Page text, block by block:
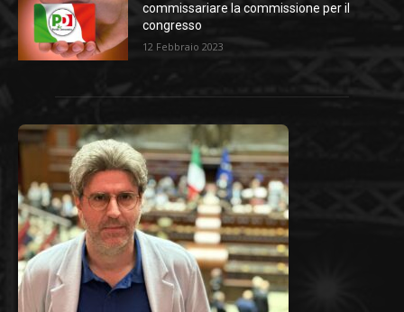
commissariare la commissione per il
congresso
12 Febbraio 2023